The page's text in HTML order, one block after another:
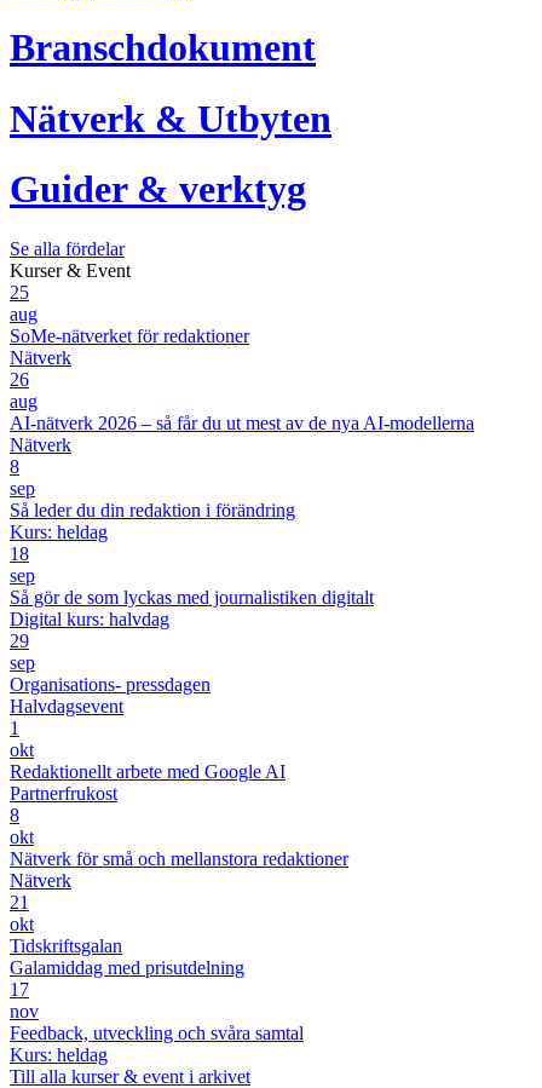
Branschdokument
Nätverk & Utbyten
Guider & verktyg
Se alla fördelar
Kurser & Event
25
aug
SoMe-nätverket för redaktioner
Nätverk
26
aug
AI-nätverk 2026 – så får du ut mest av de nya AI-modellerna
Nätverk
8
sep
Så leder du din redaktion i förändring
Kurs: heldag
18
sep
Så gör de som lyckas med journalistiken digitalt
Digital kurs: halvdag
29
sep
Organisations- pressdagen
Halvdagsevent
1
okt
Redaktionellt arbete med Google AI
Partnerfrukost
8
okt
Nätverk för små och mellanstora redaktioner
Nätverk
21
okt
Tidskriftsgalan
Galamiddag med prisutdelning
17
nov
Feedback, utveckling och svåra samtal
Kurs: heldag
Till alla kurser & event i arkivet